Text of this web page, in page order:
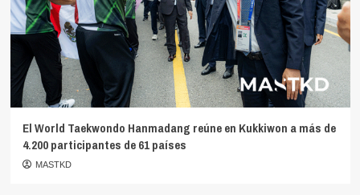
El World Taekwondo Hanmadang reúne en Kukkiwon a más de
4.200 participantes de 61 países
MASTKD